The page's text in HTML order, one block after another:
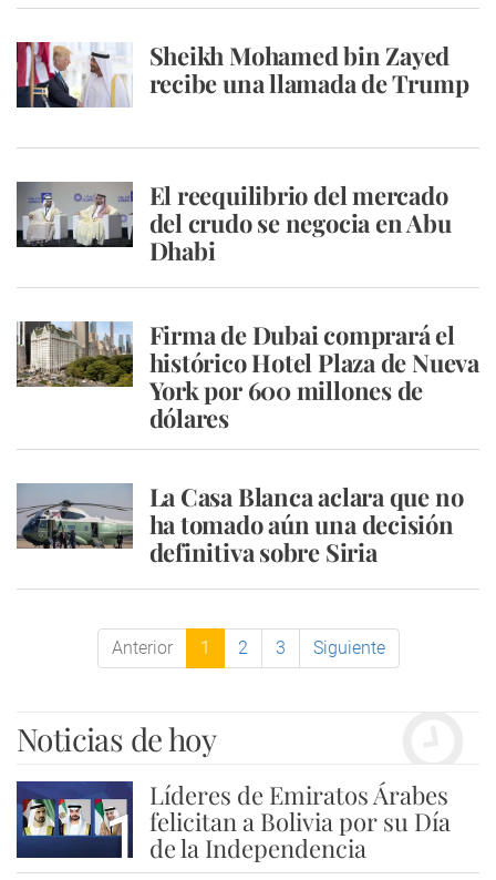
Sheikh Mohamed bin Zayed
recibe una llamada de Trump
El reequilibrio del mercado
del crudo se negocia en Abu
Dhabi
Firma de Dubai comprará el
histórico Hotel Plaza de Nueva
York por 600 millones de
dólares
La Casa Blanca aclara que no
ha tomado aún una decisión
definitiva sobre Siria
Anterior 1 2 3 Siguiente
Noticias de hoy
1
Líderes de Emiratos Árabes
felicitan a Bolivia por su Día
de la Independencia